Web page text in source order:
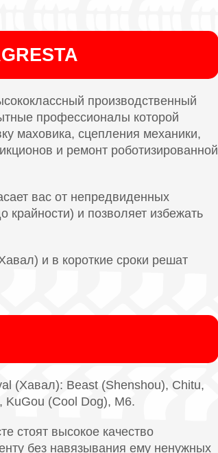
производственный
профессионалы которой
маховика, сцепления механики,
и ремонт роботизированной
вас от непредвиденных
крайности) и позволяет избежать
и в короткие сроки решат
(Хавал): Beast (Shenshou), Chitu,
KuGou (Cool Dog), M6.
стоят высокое качество
без навязывания ему ненужных